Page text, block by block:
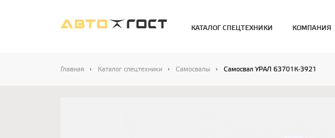
КАТАЛОГ СПЕЦТЕХНИКИ КОМПАНИЯ
Главная Каталог спецтехники Самосвалы Самосвал УРАЛ 63701К-3921